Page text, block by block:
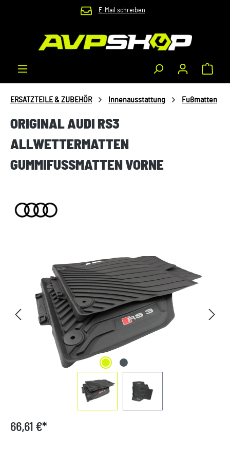
Zum Hauptinhalt springen E-Mail schreiben
ERSATZTEILE & ZUBEHÖR Innenausstattung Fußmatten
ORIGINAL AUDI RS3
ALLWETTERMATTEN
GUMMIFUSSMATTEN VORNE
Bildergalerie überspringen
66,61 €*